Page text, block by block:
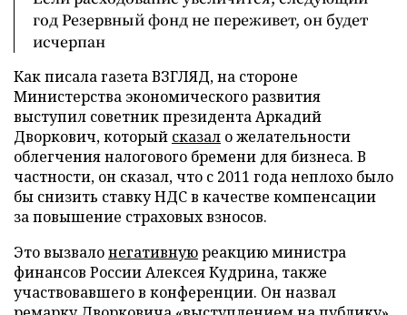
год Резервный фонд не переживет, он будет
исчерпан
Как писала газета ВЗГЛЯД, на стороне
Министерства экономического развития
выступил советник президента Аркадий
Дворкович, который сказал о желательности
облегчения налогового бремени для бизнеса. В
частности, он сказал, что с 2011 года неплохо было
бы снизить ставку НДС в качестве компенсации
за повышение страховых взносов.
Это вызвалонегативнуюреакцию министра
финансов России Алексея Кудрина, также
участвовавшего в конференции. Он назвал